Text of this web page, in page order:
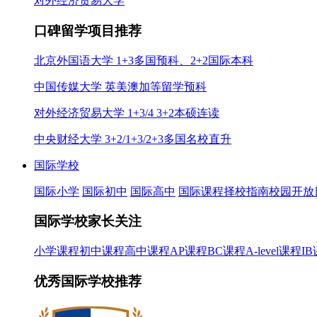
口碑留学项目推荐
北京外国语大学 1+3多国预科、2+2国际本科
中国传媒大学 英美澳加等留学预科
对外经济贸易大学 1+3/4 3+2本硕连读
中央财经大学 3+2/1+3/2+3多国名校直升
国际学校
国际小学 国际初中 国际高中 国际课程择校指南校园开放
国际学校家长关注
小学课程初中课程高中课程AP课程BC课程A-level课程IB
优秀国际学校推荐